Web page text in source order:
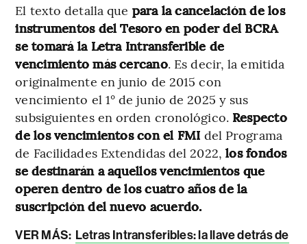
El texto detalla que para la cancelación de los
instrumentos del Tesoro en poder del BCRA
se tomará la Letra Intransferible de
vencimiento más cercano. Es decir, la emitida
originalmente en junio de 2015 con
vencimiento el 1° de junio de 2025 y sus
subsiguientes en orden cronológico. Respecto
de los vencimientos con el FMI del Programa
de Facilidades Extendidas del 2022, los fondos
se destinarán a aquellos vencimientos que
operen dentro de los cuatro años de la
suscripción del nuevo acuerdo.
VER MÁS: Letras Intransferibles: la llave detrás de